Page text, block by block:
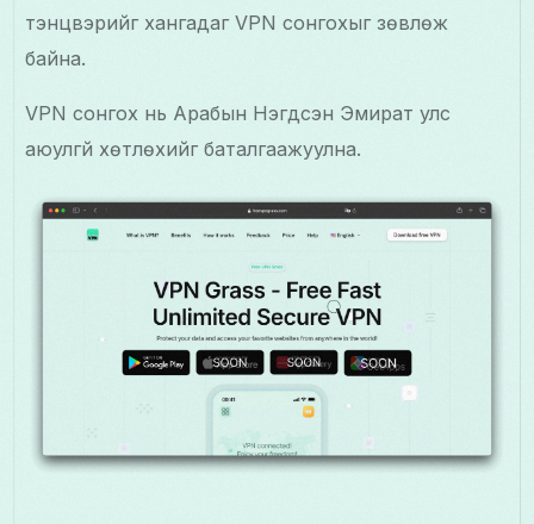
тэнцвэрийг хангадаг VPN сонгохыг зөвлөж
байна.
VPN сонгох нь Арабын Нэгдсэн Эмират улс
аюулгүй хөтлөхийг баталгаажуулна.